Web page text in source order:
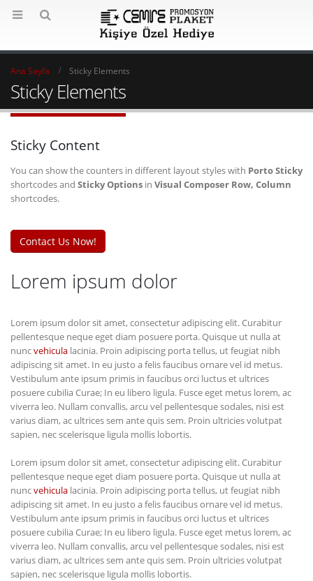
Ana Sayfa Sticky Elements
Sticky Elements
Sticky Content
You can show the counters in different layout styles with Porto Sticky
shortcodes and Sticky Options in Visual Composer Row, Column
shortcodes.
Contact Us Now!
Lorem ipsum dolor
Lorem ipsum dolor sit amet, consectetur adipiscing elit. Curabitur
pellentesque neque eget diam posuere porta. Quisque ut nulla at
nuncvehicula lacinia. Proin adipiscing porta tellus, ut feugiat nibh
adipiscing sit amet. In eu justo a felis faucibus ornare vel id metus.
Vestibulum ante ipsum primis in faucibus orci luctus et ultrices
posuere cubilia Curae; In eu libero ligula. Fusce eget metus lorem, ac
viverra leo. Nullam convallis, arcu vel pellentesque sodales, nisi est
varius diam, ac ultrices sem ante quis sem. Proin ultricies volutpat
sapien, nec scelerisque ligula mollis lobortis.
Lorem ipsum dolor sit amet, consectetur adipiscing elit. Curabitur
pellentesque neque eget diam posuere porta. Quisque ut nulla at
nuncvehicula lacinia. Proin adipiscing porta tellus, ut feugiat nibh
adipiscing sit amet. In eu justo a felis faucibus ornare vel id metus.
Vestibulum ante ipsum primis in faucibus orci luctus et ultrices
posuere cubilia Curae; In eu libero ligula. Fusce eget metus lorem, ac
viverra leo. Nullam convallis, arcu vel pellentesque sodales, nisi est
varius diam, ac ultrices sem ante quis sem. Proin ultricies volutpat
sapien, nec scelerisque ligula mollis lobortis.